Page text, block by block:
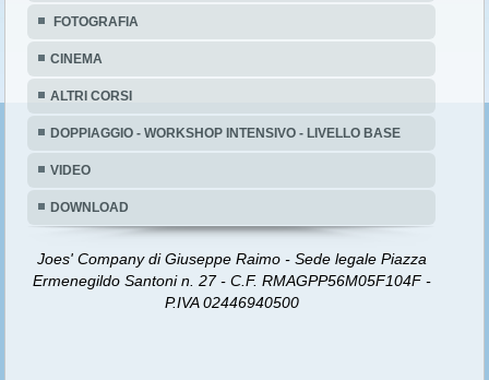
FOTOGRAFIA
CINEMA
ALTRI CORSI
DOPPIAGGIO - WORKSHOP INTENSIVO - LIVELLO BASE
VIDEO
DOWNLOAD
Joes' Company di Giuseppe Raimo - Sede legale Piazza
Ermenegildo Santoni n. 27 - C.F. RMAGPP56M05F104F -
P.IVA 02446940500